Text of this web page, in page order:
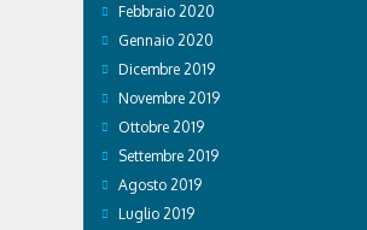
Febbraio 2020
Gennaio 2020
Dicembre 2019
Novembre 2019
Ottobre 2019
Settembre 2019
Agosto 2019
Luglio 2019